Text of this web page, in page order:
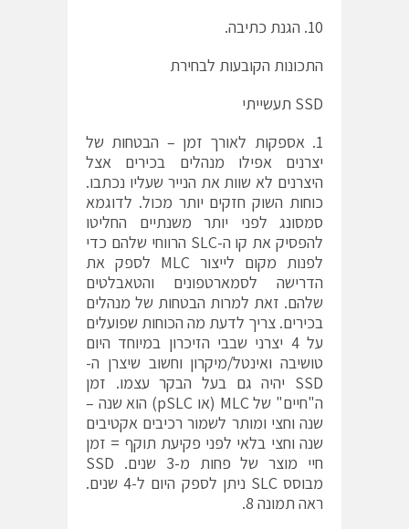
10. הגנת כתיבה.
התכונות הקובעות לבחירת
SSD תעשייתי
1. אספקות לאורך זמן – הבטחות של
יצרנים אפילו מנהלים בכירים אצל
היצרנים לא שוות את הנייר שעליו נכתבו.
כוחות השוק חזקים יותר מכול. לדוגמא
סמסונג לפני יותר משנתיים החליטו
להפסיק את קו ה-SLC הרווחי שלהם כדי
לפנות מקום לייצור MLC לספק את
הדרישה לסמארטפונים והטאבלטים
שלהם. זאת למרות הבטחות של מנהלים
בכירים. צריך לדעת מה הכוחות שפועלים
על 4 יצרני שבבי הזיכרון במיוחד היום
טושיבה ואינטל/מיקרון וחשוב שיצרן ה-
SSD יהיה גם בעל הבקר עצמו. זמן
ה"חיים" של MLC (או pSLC) הוא שנה –
שנה וחצי ומותר לשמור רכיבים אקטיבים
שנה וחצי בלאי לפני פקיעת תוקף = זמן
חיי מוצר של פחות מ-3 שנים. SSD
מבוסס SLC ניתן לספק היום ל-4 שנים.
ראה תמונה 8.